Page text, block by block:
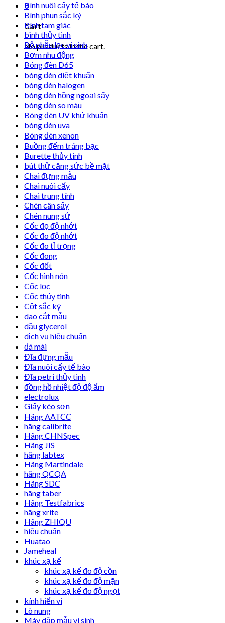
0
Cart
No products in the cart.
Bình nuôi cấy tế bào
Bình phun sắc ký
Bình tam giác
bình thủy tinh
Bộ phễu lọc vi sinh
Bơm nhu động
Bóng đèn D65
bóng đèn diệt khuẩn
bóng đèn halogen
bóng đèn hồng ngoại sấy
bóng đèn so màu
Bóng đèn UV khử khuẩn
bóng đèn uva
Bóng đèn xenon
Buồng đếm tráng bạc
Burette thủy tinh
bút thử căng sức bề mặt
Chai đựng mẫu
Chai nuôi cấy
Chai trung tính
Chén cân sấy
Chén nung sứ
Cốc đọ độ nhớt
Cốc đo độ nhớt
Cốc đo tỉ trọng
Cốc đong
Cốc đốt
Cốc hình nón
Cốc lọc
Cốc thủy tinh
Cột sắc ký
dao cắt mẫu
dầu glycerol
dịch vụ hiệu chuẩn
đá mài
Đĩa đựng mẫu
Đĩa nuôi cấy tế bào
Đĩa petri thủy tinh
đồng hồ nhiệt độ độ ẩm
electrolux
Giấy kéo sơn
Hãng AATCC
hãng calibrite
Hãng CHNSpec
Hãng JIS
hãng labtex
Hãng Martindale
hãng QCQA
Hãng SDC
hãng taber
Hãng Testfabrics
hãng xrite
Hãng ZHIQU
hiệu chuẩn
Huatao
Jameheal
khúc xạ kế
khúc xạ kế đo độ cồn
khúc xạ kế đo độ mặn
khúc xạ kế đo độ ngọt
kính hiển vi
Lò nung
Máy dập mẫu vi sinh